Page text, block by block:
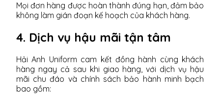
Mọi đơn hàng được hoàn thành đúng hạn, đảm bảo
không làm gián đoạn kế hoạch của khách hàng.
4. Dịch vụ hậu mãi tận tâm
Hải Anh Uniform cam kết đồng hành cùng khách
hàng ngay cả sau khi giao hàng, với dịch vụ hậu
mãi chu đáo và chính sách bảo hành minh bạch
bao gồm: